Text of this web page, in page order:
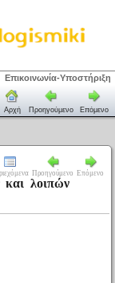
Επικοινωνία-Υποστήριξη
Αρχή Προηγούμενο Επόμενο